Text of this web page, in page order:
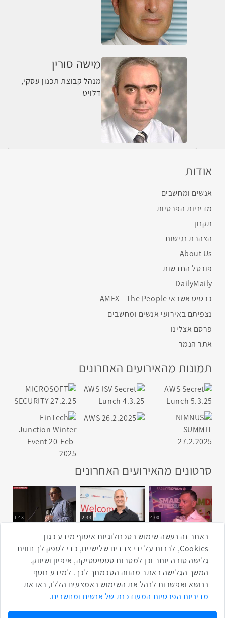
מישה סורין
מנהל קבוצת תכנון עסקי,
דלויט
אודות
אנשים ומחשבים
מדיניות הפרטיות
תקנון
הצהרת נגישות
About Us
פורטל החדשות
DailyMaily
כרטיס אשראי AMEX - The People
נצפיתם באירועי אנשים ומחשבים
פרסם אצלינו
אתר הנמר
תמונות מהאירועים האחרונים
סרטונים מהאירועים האחרונים
4:00
2:33
1:43
3:52
כנס RPA
1:14
כנס בינת יערות הכרמל
כנס F5
שתפו ברשת
שתף בטוויטרשתף בפייסבוק
שתף בלינקדאין
שתף בווטסאפ
שתף בטלגרם
באתר זה נעשה שימוש בטכנולוגיות איסוף מידע כגון
Cookies, לרבות על ידי צדדים שלישיים, כדי לספק לך חווית
גלישה טובה יותר וכן למטרות סטטיסטיקה, איפיון ושיווק.
המשך הגלישה באתר מהווה הסכמתך לכך. למידע נוסף
בנושא ואפשרות לנהל את השימוש באמצעים הללו, ראו את
מדיניות הפרטיות המעודכנת של אנשים ומחשבים.